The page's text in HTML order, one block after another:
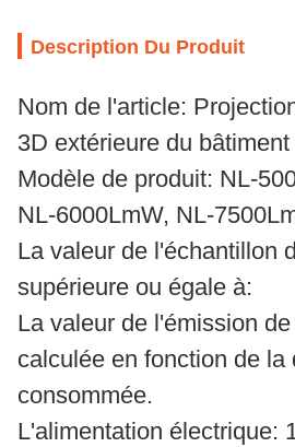
Description Du Produit
Nom de l'article:
3D extérieure du bâtiment
Modèle de produit: NL-
NL-6000LmW, NL-
La valeur de l'échantillon
supérieure ou égale à:
La valeur de l'émission
calculée en fonction de la
consommée.
L'alimentation électrique: